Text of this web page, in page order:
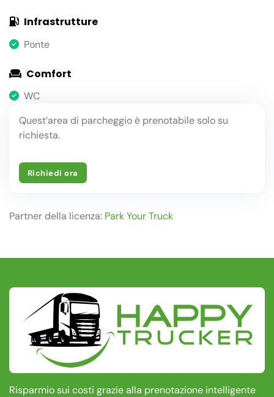
Infrastrutture
Ponte
Comfort
WC
Quest’area di parcheggio è prenotabile solo su
richiesta.
Richiedi ora
Partner della licenza: Park Your Truck
Risparmio sui costi grazie alla prenotazione intelligente